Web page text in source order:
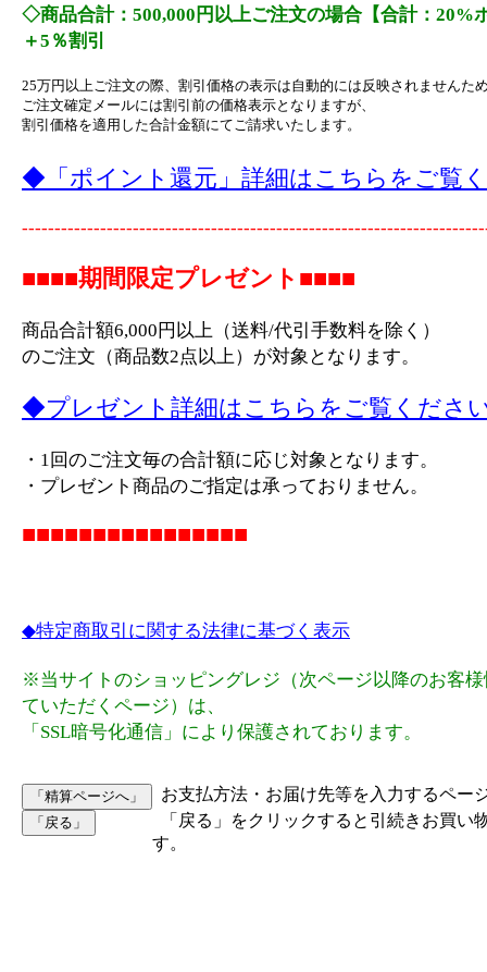
◇商品合計：500,000円以上ご注文の場合【合計：20%
＋5％割引
25万円以上ご注文の際、割引価格の表示は自動的には反映されませんた
ご注文確定メールには割引前の価格表示となりますが、
割引価格を適用した合計金額にてご請求いたします。
◆「ポイント還元」詳細はこちらをご覧
■■■■期間限定プレゼント■■■■
商品合計額6,000円以上（送料/代引手数料を除く）
のご注文（商品数2点以上）が対象となります。
◆プレゼント詳細はこちらをご覧くださ
・1回のご注文毎の合計額に応じ対象となります。
・プレゼント商品のご指定は承っておりません。
■■■■■■■■■■■■■■■■
◆特定商取引に関する法律に基づく表示
※当サイトのショッピングレジ（次ページ以降のお客
ていただくページ）は、
「SSL暗号化通信」により保護されております。
お支払方法・お届け先等を入力するペー
「戻る」をクリックすると引続きお買い
す。